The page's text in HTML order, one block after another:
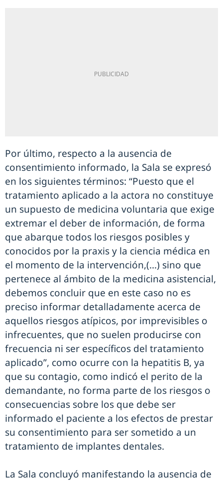
Por último, respecto a la ausencia de
consentimiento informado, la Sala se expresó
en los siguientes términos: “Puesto que el
tratamiento aplicado a la actora no constituye
un supuesto de medicina voluntaria que exige
extremar el deber de información, de forma
que abarque todos los riesgos posibles y
conocidos por la praxis y la ciencia médica en
el momento de la intervención,(…) sino que
pertenece al ámbito de la medicina asistencial,
debemos concluir que en este caso no es
preciso informar detalladamente acerca de
aquellos riesgos atípicos, por imprevisibles o
infrecuentes, que no suelen producirse con
frecuencia ni ser específicos del tratamiento
aplicado”, como ocurre con la hepatitis B, ya
que su contagio, como indicó el perito de la
demandante, no forma parte de los riesgos o
consecuencias sobre los que debe ser
informado el paciente a los efectos de prestar
su consentimiento para ser sometido a un
tratamiento de implantes dentales.
La Sala concluyó manifestando la ausencia de